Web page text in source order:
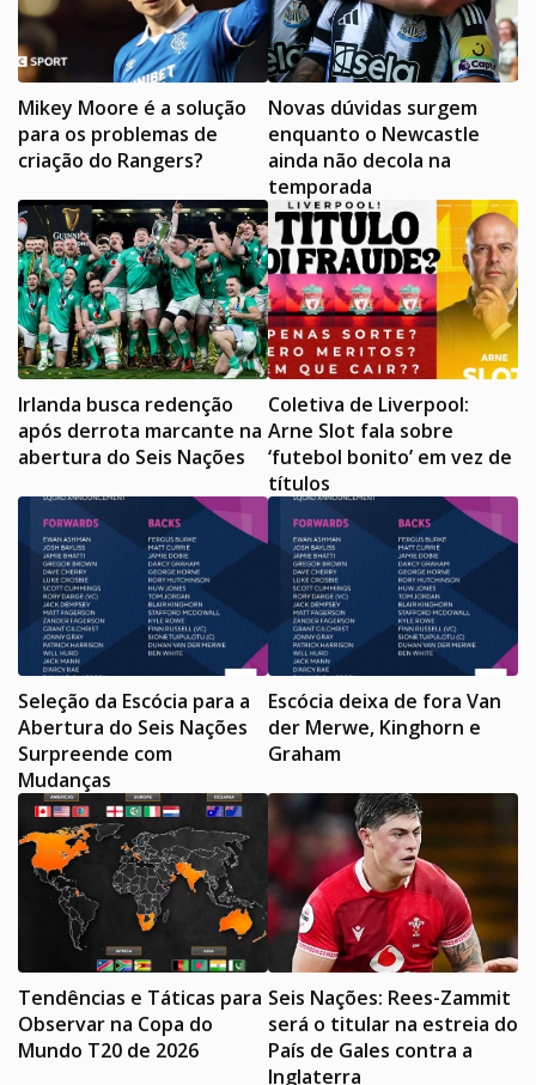
Mikey Moore é a solução
para os problemas de
criação do Rangers?
Novas dúvidas surgem
enquanto o Newcastle
ainda não decola na
temporada
Irlanda busca redenção
após derrota marcante na
abertura do Seis Nações
Coletiva de Liverpool:
Arne Slot fala sobre
‘futebol bonito’ em vez de
títulos
Seleção da Escócia para a
Abertura do Seis Nações
Surpreende com
Mudanças
Escócia deixa de fora Van
der Merwe, Kinghorn e
Graham
Tendências e Táticas para
Observar na Copa do
Mundo T20 de 2026
Seis Nações: Rees-Zammit
será o titular na estreia do
País de Gales contra a
Inglaterra